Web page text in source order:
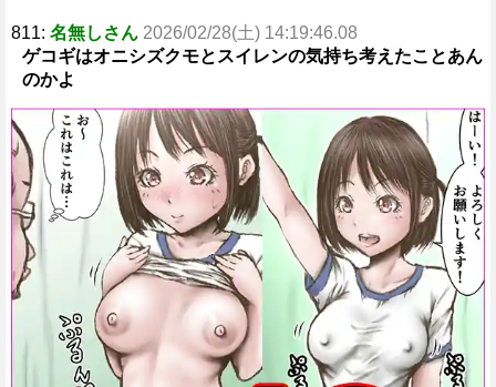
811: 名無しさん 2026/02/28(土) 14:19:46.08
ゲコギはオニシズクモとスイレンの気持ち考えたことあん
のかよ